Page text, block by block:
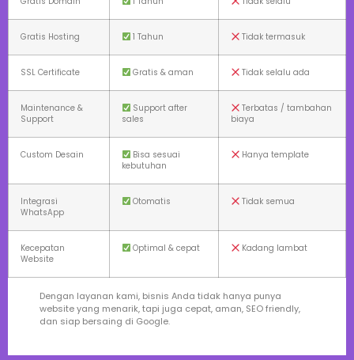
Gratis Hosting 1 Tahun Tidak termasuk
SSL Certificate Gratis & aman Tidak selalu ada
Maintenance &
Support
Support after
sales
Terbatas / tambahan
biaya
Custom Desain
Bisa sesuai
kebutuhan
Hanya template
Integrasi
WhatsApp
Otomatis Tidak semua
Kecepatan
Website
Optimal & cepat Kadang lambat
Dengan layanan kami, bisnis Anda tidak hanya punya
website yang menarik, tapi juga cepat, aman, SEO friendly,
dan siap bersaing di Google.